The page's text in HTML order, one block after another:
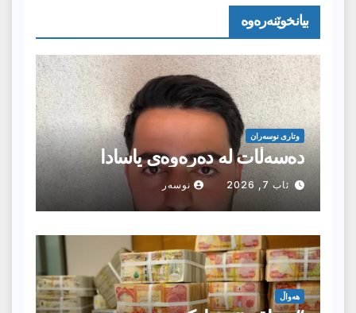
بیانخوێنەرەوە
وتارى نوسەران
دەسەڵات لە دەرەوەی یاسادا
ئاب 7, 2026 نوسەر
هەواڵ